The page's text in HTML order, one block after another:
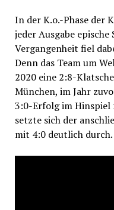
In der K.o.-Phase der
jeder Ausgabe
Vergangenheit fiel
Denn das Team um
2020 eine 2:8-
München, im Jahr
3:0-Erfolg im Hinspiel
setzte sich der
mit 4:0 deutlich durch.